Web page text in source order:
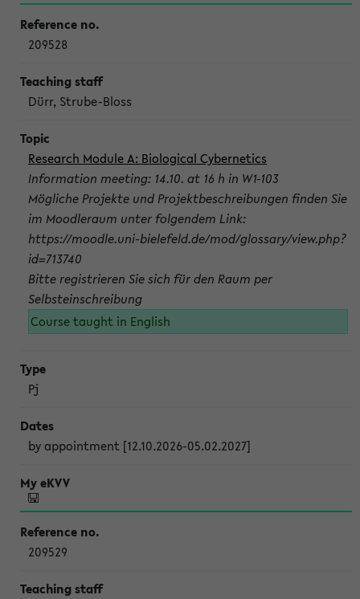
209528
Dürr, Strube-Bloss
Research Module A: Biological Cybernetics
Information meeting: 14.10. at 16 h in W1-103
Mögliche Projekte und Projektbeschreibungen finden Sie
im Moodleraum unter folgendem Link:
https://moodle.uni-bielefeld.de/mod/glossary/view.php?
id=713740
Bitte registrieren Sie sich für den Raum per
Selbsteinschreibung
Course taught in English
Pj
by appointment [12.10.2026-05.02.2027]
209529